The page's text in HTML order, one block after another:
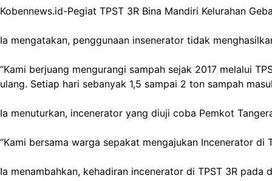
Kobennews.id-Pegiat TPST 3R Bina Mandiri Kelurahan
Ia mengatakan, penggunaan insenerator tidak
“Kami berjuang mengurangi sampah sejak 2017 melalui
ulang. Setiap hari sebanyak 1,5 sampai 2 ton sampah
Ia menuturkan, incenerator yang diuji coba Pemkot
“Kami bersama warga sepakat mengajukan Incenerator di
Ia menambahkan, kehadiran incenerator di TPST 3R